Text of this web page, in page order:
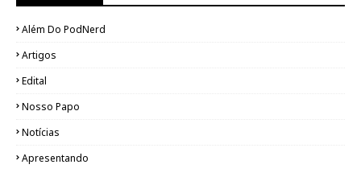
Além Do PodNerd
Artigos
Edital
Nosso Papo
Notícias
Apresentando